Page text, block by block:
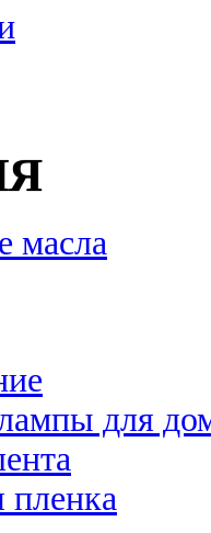
масла
для
пленка